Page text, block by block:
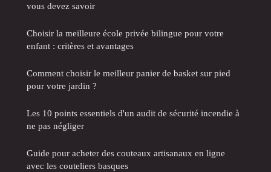
vous devez savoir
Choisir la meilleure école privée bilingue pour votre
enfant : critères et avantages
Comment choisir le meilleur panier de basket sur pied
pour votre jardin ?
Les 10 points essentiels d'un audit de sécurité incendie à
ne pas négliger
Guide pour acheter des couteaux artisanaux en ligne
avec les couteliers basques